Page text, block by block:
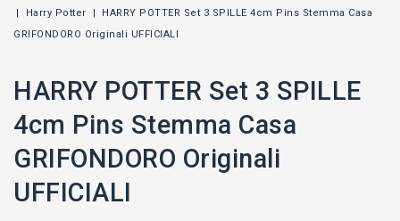
Harry Potter
HARRY POTTER Set 3 SPILLE 4cm Pins Stemma Casa
GRIFONDORO Originali UFFICIALI
HARRY POTTER Set 3 SPILLE
4cm Pins Stemma Casa
GRIFONDORO Originali
UFFICIALI